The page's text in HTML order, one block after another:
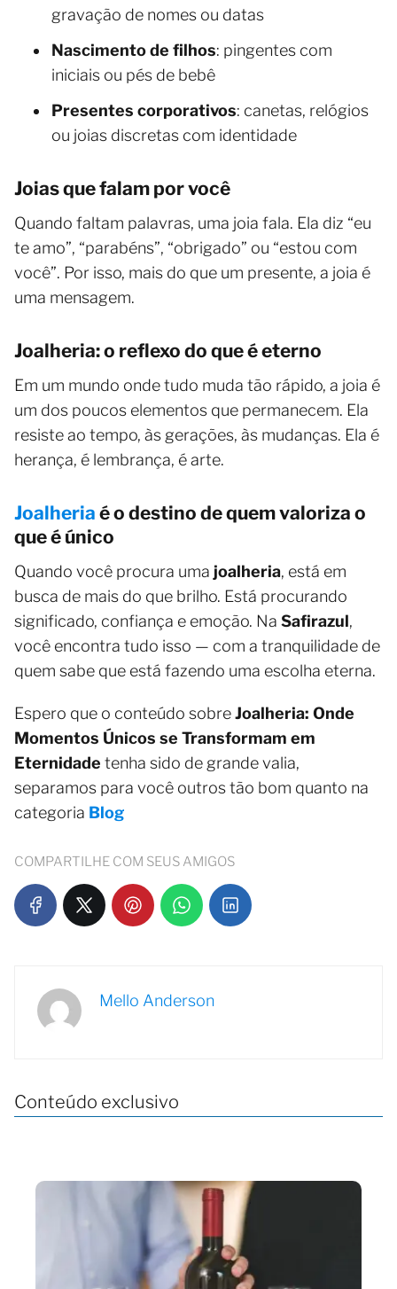
gravação de nomes ou datas
Nascimento de filhos: pingentes com
iniciais ou pés de bebê
Presentes corporativos: canetas, relógios
ou joias discretas com identidade
Joias que falam por você
Quando faltam palavras, uma joia fala. Ela diz “eu
te amo”, “parabéns”, “obrigado” ou “estou com
você”. Por isso, mais do que um presente, a joia é
uma mensagem.
Joalheria: o reflexo do que é eterno
Em um mundo onde tudo muda tão rápido, a joia é
um dos poucos elementos que permanecem. Ela
resiste ao tempo, às gerações, às mudanças. Ela é
herança, é lembrança, é arte.
Joalheria é o destino de quem valoriza o
que é único
Quando você procura uma joalheria, está em
busca de mais do que brilho. Está procurando
significado, confiança e emoção. Na Safirazul,
você encontra tudo isso — com a tranquilidade de
quem sabe que está fazendo uma escolha eterna.
Espero que o conteúdo sobreJoalheria: Onde
Momentos Únicos se Transformam em
Eternidade tenha sido de grande valia,
separamos para você outros tão bom quanto na
categoria Blog
COMPARTILHE COM SEUS AMIGOS
Mello Anderson
Conteúdo exclusivo